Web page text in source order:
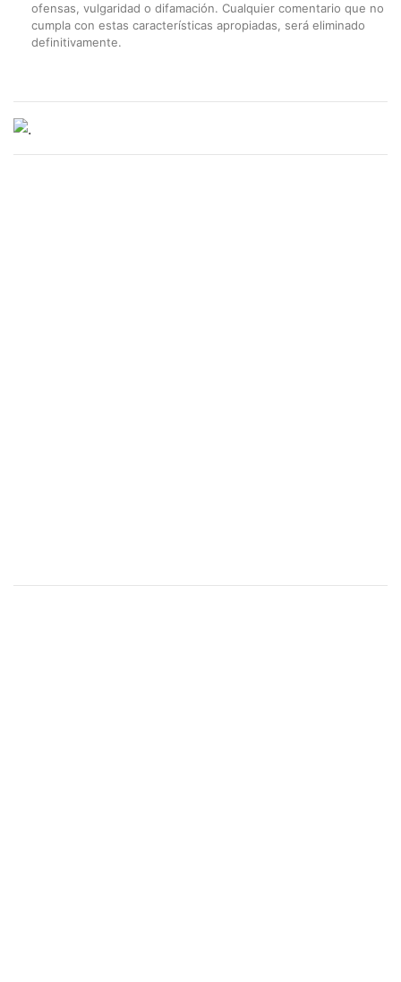
ofensas, vulgaridad o difamación. Cualquier comentario que no
cumpla con estas características apropiadas, será eliminado
definitivamente.